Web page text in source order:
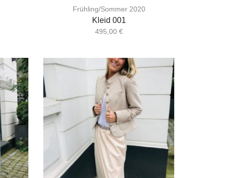
Frühling/Sommer 2020
Kleid 001
495,00 €